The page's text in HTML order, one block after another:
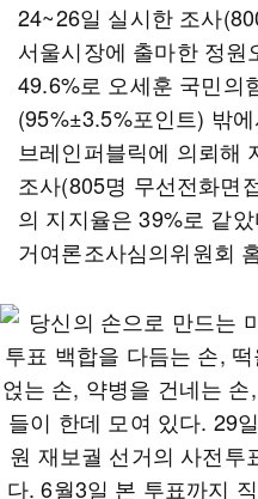
24~26일 실시한 조사
서울시장에 출마한 정원
49.6%로 오세훈 국민의
(95%±3.5%포인트) 밖
브레인퍼블릭에 의뢰해
조사(805명 무선전화면
의 지지율은 39%로 같
거여론조사심의위원회